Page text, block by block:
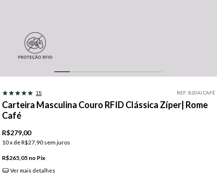
15 REF: 820AI CAFÉ
Carteira Masculina Couro RFID Clássica Zíper| Rome
Café
R$279,00
10x deR$27,90 sem juros
R$265,05 Pix
Ver mais detalhes